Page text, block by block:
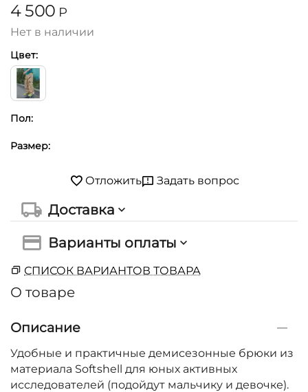
4 500 Р
Нет в наличии
Цвет:
Пол:
Размер:
Отложить Задать вопрос
Доставка
Варианты оплаты
СПИСОК ВАРИАНТОВ ТОВАРА
О товаре
Описание
Удобные и практичные демисезонные брюки из
материала Softshell для юных активных
исследователей (подойдут мальчику и девочке).